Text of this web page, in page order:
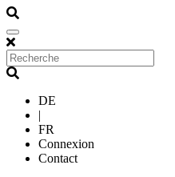
DE
|
FR
Connexion
Contact